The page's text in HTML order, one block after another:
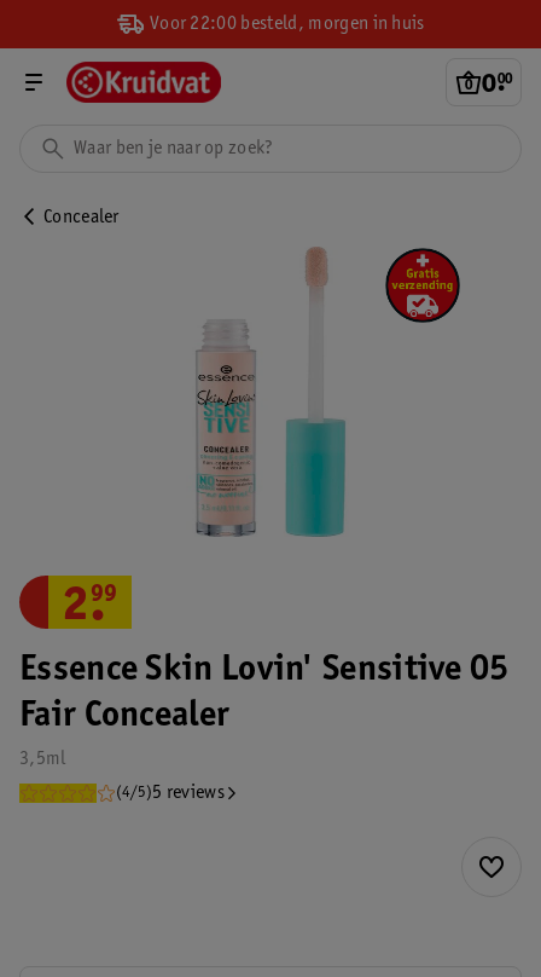
Voor 22:00 besteld, morgen in huis
0.
00
Concealer
Essence Skin Lovin' Sensitive 05
Fair Concealer
3,5ml
(4/5)5 reviews
2.
99